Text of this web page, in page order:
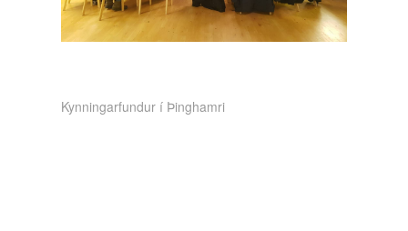
Kynningarfundur í Þinghamri